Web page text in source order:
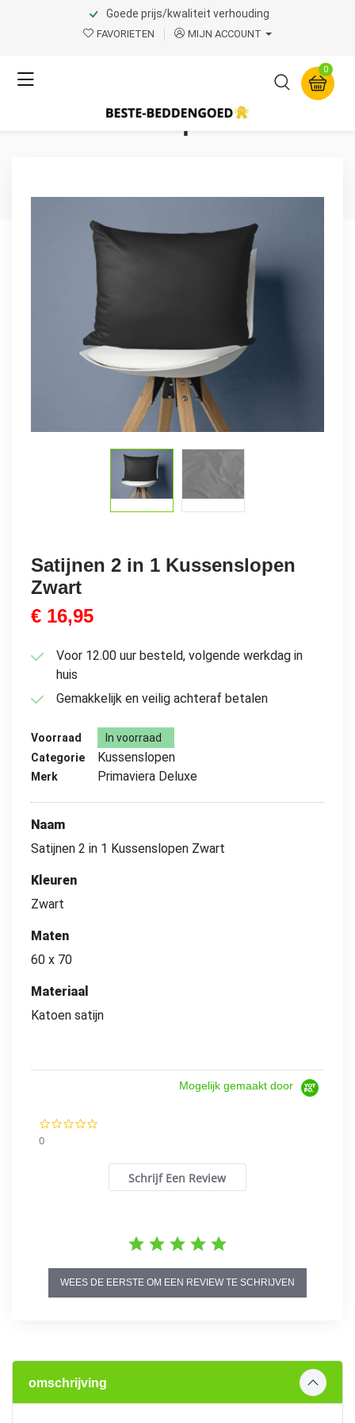
Goede prijs/kwaliteit verhouding
FAVORIETEN MIJN ACCOUNT
0
Home Product Page v.1
Kussenslopen Zwart
Satijnen 2 in 1 Kussenslopen
Zwart
€ 16,95
Voor 12.00 uur besteld, volgende werkdag in
huis
Gemakkelijk en veilig achteraf betalen
Voorraad
In voorraad
Categorie
Kussenslopen
Merk Primaviera Deluxe
Naam
Satijnen 2 in 1 Kussenslopen Zwart
Kleuren
Zwart
Maten
60 x 70
Materiaal
Katoen satijn
Mogelijk gemaakt door
0
Schrijf Een Review
WEES DE EERSTE OM EEN REVIEW TE SCHRIJVEN
omschrijving